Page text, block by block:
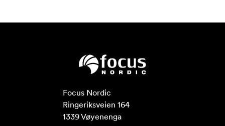
Focus Nordic
Ringeriksveien 164
1339 Vøyenenga